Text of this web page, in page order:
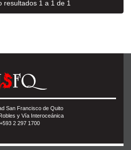
resultados 1 a 1 de 1
San Francisco de Quito
y Vía Interoceánica
+593 2 297 1700